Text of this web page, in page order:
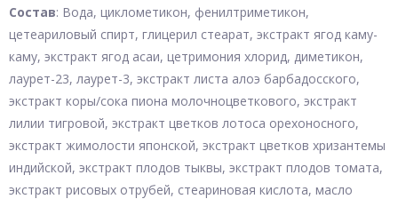
Состав: Вода, циклометикон, фенилтриметикон,
цетеариловый спирт, глицерил стеарат, экстракт ягод каму-
каму, экстракт ягод асаи, цетримония хлорид, диметикон,
лаурет-23, лаурет-3, экстракт листа алоэ барбадосского,
экстракт коры/сока пиона молочноцветкового, экстракт
лилии тигровой, экстракт цветков лотоса орехоносного,
экстракт жимолости японской, экстракт цветков хризантемы
индийской, экстракт плодов тыквы, экстракт плодов томата,
экстракт рисовых отрубей, стеариновая кислота, масло